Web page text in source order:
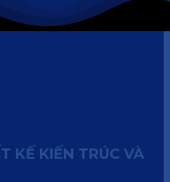
KẾ KIẾN TRÚC VÀ